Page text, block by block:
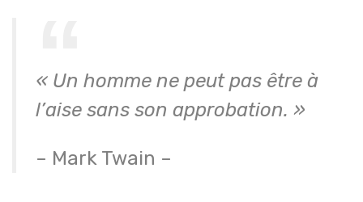
« Un homme ne peut pas être à
l’aise sans son approbation. »
– Mark Twain –